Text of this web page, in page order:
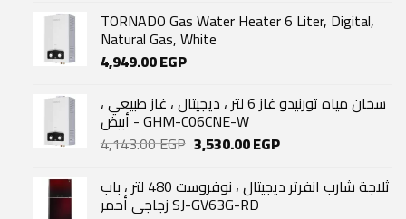
was:
32,500.00 EGP.
is:
24,000.00 EGP.
TORNADO Gas Water Heater 6 Liter, Digital,
Natural Gas, White
4,949.00EGP
سخان مياه تورنيدو غاز 6 لتر ، ديجيتال ، غاز طبيعي ،
أبيض - GHM-C06CNE-W
4,143.00EGP Original
was:
4,143.00 EGP.
3,530.00EGPCurrent
is:
3,530.00 EGP.
ثلاجة شارب انفرتر ديجيتال ، نوفروست 480 لتر ، باب
زجاجي أحمر SJ-GV63G-RD